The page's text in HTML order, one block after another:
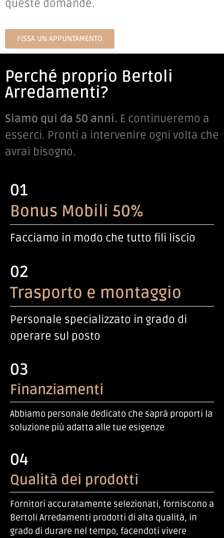
queste domande.
FISSA UN APPUNTAMENTO
Perché proprio Bertoli
Arredamenti?
Siamo qui da 50 anni. E continueremo a
esserci. Pronti a intervenire ogni volta che
avrai bisogno.
01
Bonus Mobili 50%
Facciamo in modo che tutto fili liscio
02
Trasporto e montaggio
Personale specializzato in grado di
operare sul posto
03
Finanziamenti
Abbiamo personale dedicato che saprà proporti la
soluzione più adatta alle tue esigenze
04
Qualità dei prodotti
Fornitori accuratamente selezionati, forniscono a
Bertoli Arredamenti prodotti di alta qualità, in
grado di durare nel tempo, facendoti vivere